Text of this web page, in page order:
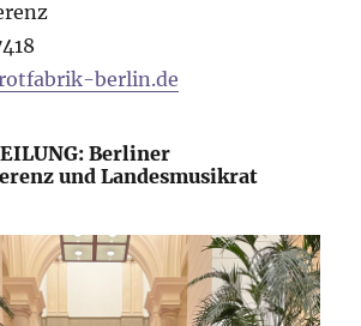
berlin.de
Berliner
und Landesmusikrat